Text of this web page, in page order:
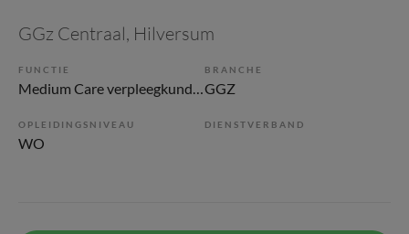
GGz Centraal, Hilversum
FUNCTIE
Medium Care verpleegkundige
BRANCHE
GGZ
OPLEIDINGSNIVEAU
WO
DIENSTVERBAND